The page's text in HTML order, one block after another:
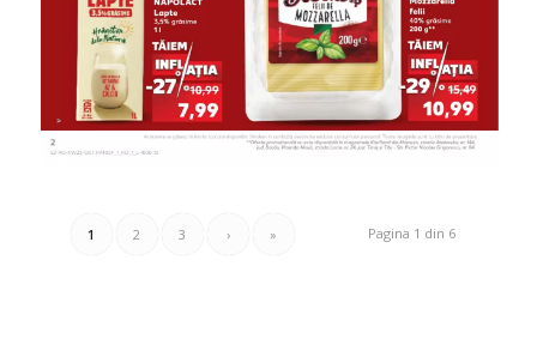
Pagina 1 din 6
1 2 3 › »